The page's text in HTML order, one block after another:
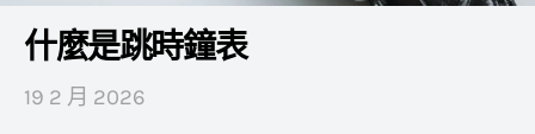
什麼是跳時鐘表
19 2 月 2026